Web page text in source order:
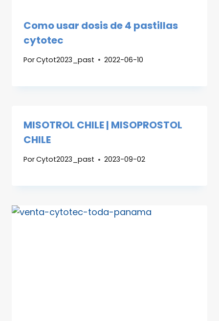
Como usar dosis de 4 pastillas
cytotec
PorCytot2023_past 2022-06-10
MISOTROL CHILE | MISOPROSTOL
CHILE
PorCytot2023_past 2023-09-02